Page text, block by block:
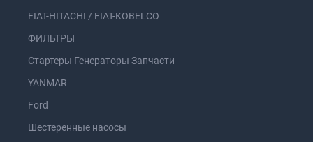
FIAT-HITACHI / FIAT-KOBELCO
ФИЛЬТРЫ
Стартеры Генераторы Запчасти
YANMAR
Ford
Шестеренные насосы